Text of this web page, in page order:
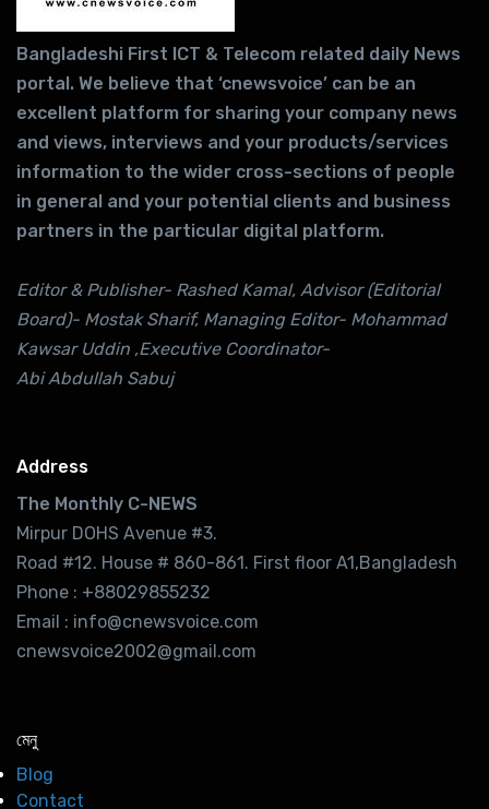
Bangladeshi First ICT & Telecom related daily News
portal. We believe that ‘cnewsvoice’ can be an
excellent platform for sharing your company news
and views, interviews and your products/services
information to the wider cross-sections of people
in general and your potential clients and business
partners in the particular digital platform.
Editor & Publisher- Rashed Kamal, Advisor (Editorial
Board)- Mostak Sharif, Managing Editor- Mohammad
Kawsar Uddin ,Executive Coordinator-
Abi Abdullah Sabuj
Address
The Monthly C-NEWS
Mirpur DOHS Avenue #3.
Road #12. House # 860-861. First floor A1,Bangladesh
Phone : +88029855232
Email : info@cnewsvoice.com
cnewsvoice2002@gmail.com
মেনু
Blog
Contact